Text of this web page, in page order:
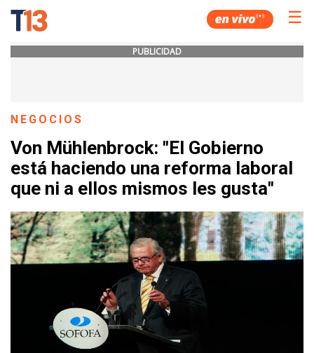
☰
PUBLICIDAD
NEGOCIOS
Von Mühlenbrock: "El Gobierno
está haciendo una reforma laboral
que ni a ellos mismos les gusta"